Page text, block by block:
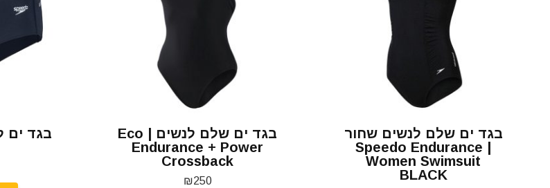
בגד ים שלם לנשים שחור
| Speedo Endurance
Women Swimsuit
BLACK
בגד ים שלם לנשים | Eco
Endurance + Power
Crossback
₪250